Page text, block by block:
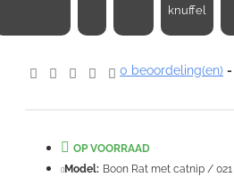
Waardering:
Slecht Goed
knuffel
0 beoordeling(en) -
OP VOORRAAD
Model: Boon Rat met catnip / 021